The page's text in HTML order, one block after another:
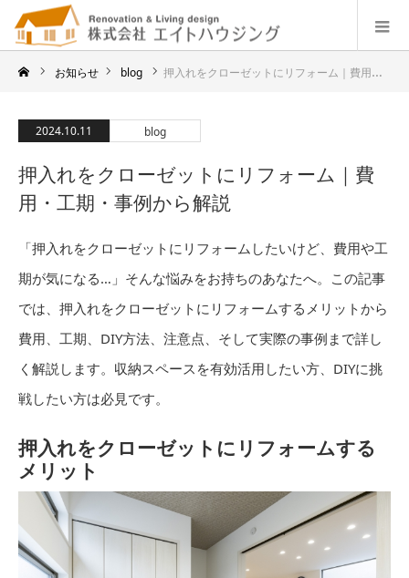
お知らせ blog 押入れをクローゼットにリフォーム｜費用・工期・事例から解説
2024.10.11 blog
押入れをクローゼットにリフォーム｜費
用・工期・事例から解説
「押入れをクローゼットにリフォームしたいけど、費用や工
期が気になる…」そんな悩みをお持ちのあなたへ。この記事
では、押入れをクローゼットにリフォームするメリットから
費用、工期、DIY方法、注意点、そして実際の事例まで詳し
く解説します。収納スペースを有効活用したい方、DIYに挑
戦したい方は必見です。
押入れをクローゼットにリフォームする
メリット